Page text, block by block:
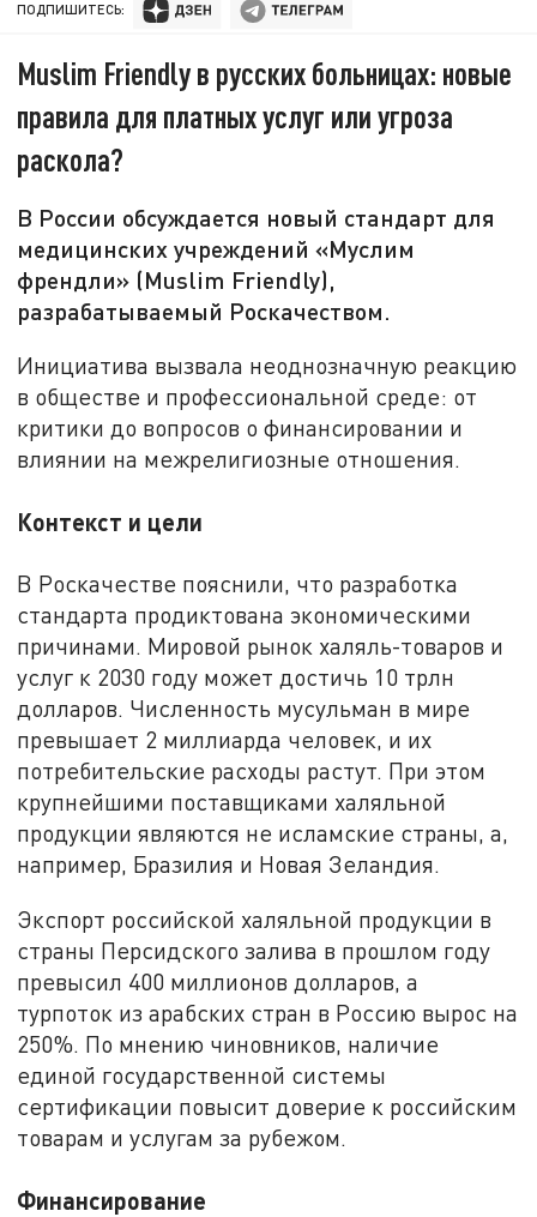
ПОДПИШИТЕСЬ:
Muslim Friendly в русских больницах: новые
правила для платных услуг или угроза
раскола?
В России обсуждается новый стандарт для
медицинских учреждений «Муслим
френдли» (Muslim Friendly),
разрабатываемый Роскачеством.
Инициатива вызвала неоднозначную реакцию
в обществе и профессиональной среде: от
критики до вопросов о финансировании и
влиянии на межрелигиозные отношения.
Контекст и цели
В Роскачестве пояснили, что разработка
стандарта продиктована экономическими
причинами. Мировой рынок халяль-товаров и
услуг к 2030 году может достичь 10 трлн
долларов. Численность мусульман в мире
превышает 2 миллиарда человек, и их
потребительские расходы растут. При этом
крупнейшими поставщиками халяльной
продукции являются не исламские страны, а,
например, Бразилия и Новая Зеландия.
Экспорт российской халяльной продукции в
страны Персидского залива в прошлом году
превысил 400 миллионов долларов, а
турпоток из арабских стран в Россию вырос на
250%. По мнению чиновников, наличие
единой государственной системы
сертификации повысит доверие к российским
товарам и услугам за рубежом.
Финансирование